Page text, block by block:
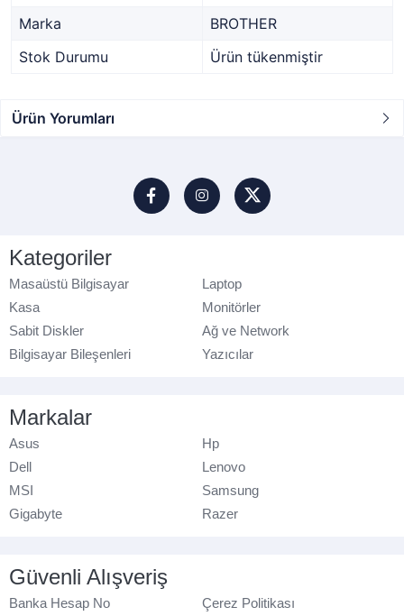
Marka
BROTHER
Stok Durumu
Ürün tükenmiştir
Ürün Yorumları
Kategoriler
Masaüstü Bilgisayar
Laptop
Kasa
Monitörler
Sabit Diskler
Ağ ve Network
Bilgisayar Bileşenleri
Yazıcılar
Markalar
Asus
Hp
Dell
Lenovo
MSI
Samsung
Gigabyte
Razer
Güvenli Alışveriş
Banka Hesap No Çerez Politikası